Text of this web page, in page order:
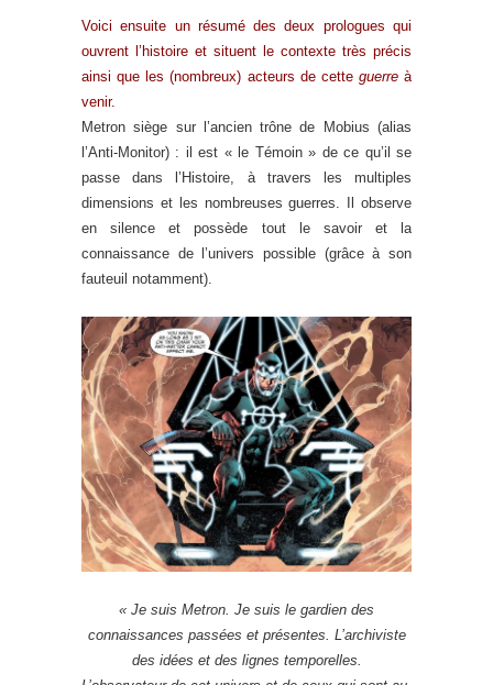
Voici ensuite un résumé des deux prologues qui
ouvrent l’histoire et situent le contexte très précis
ainsi que les (nombreux) acteurs de cette guerreà
venir.
Metron siège sur l’ancien trône de Mobius (alias
l’Anti-Monitor) : il est « le Témoin » de ce qu’il se
passe dans l’Histoire, à travers les multiples
dimensions et les nombreuses guerres. Il observe
en silence et possède tout le savoir et la
connaissance de l’univers possible (grâce à son
fauteuil notamment).
« Je suis Metron. Je suis le gardien des
connaissances passées et présentes. L’archiviste
des idées et des lignes temporelles.